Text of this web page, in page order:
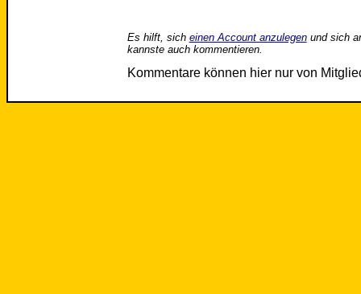
Es hilft, sich einen Account anzulegenund sich
kannste auch kommentieren.
Kommentare können hier nur von